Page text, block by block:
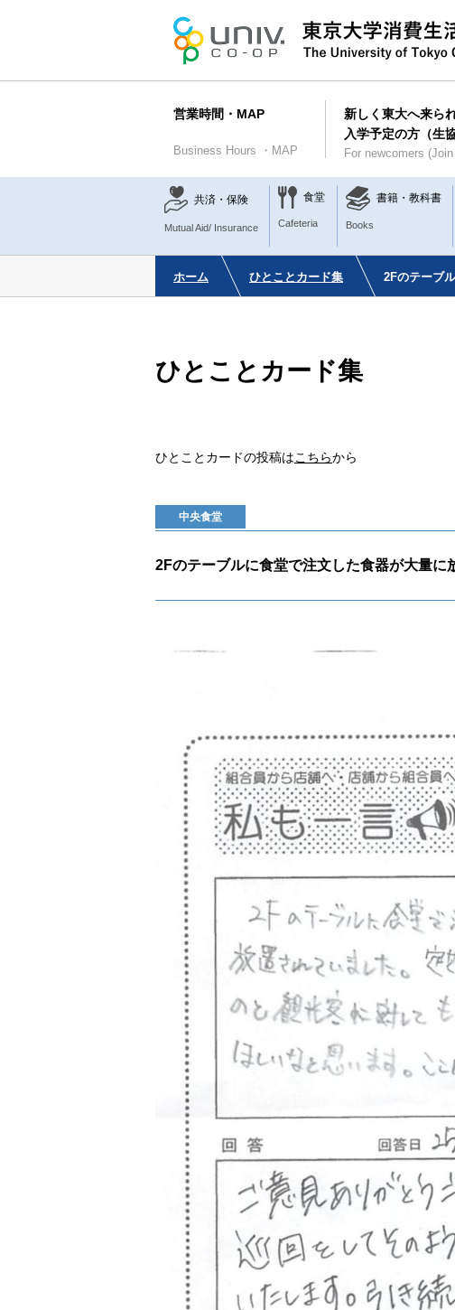
営業時間・MAP
Business Hours ・MAP
新しく東大へ来ら
入学予定の方（生
For newcomers
共済・保険
Mutual Aid/ Insurance
食堂
Cafeteria
書籍・教科書
Books
ホーム ひとことカード集 2Fのテーブ
ひとことカード集
ひとことカードの投稿はこちらから
中央食堂
2Fのテーブルに食堂で注文した食器が大量に